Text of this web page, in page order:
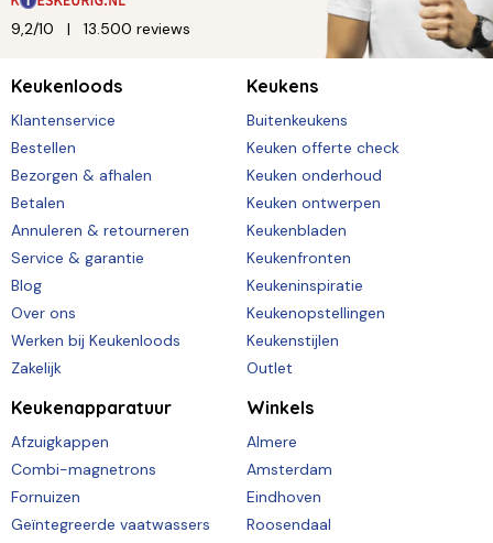
9,2/10 13.500 reviews
Keukenloods
Klantenservice
Bestellen
Bezorgen & afhalen
Betalen
Annuleren & retourneren
Service & garantie
Blog
Over ons
Werken bij Keukenloods
Zakelijk
Keukens
Buitenkeukens
Keuken offerte check
Keuken onderhoud
Keuken ontwerpen
Keukenbladen
Keukenfronten
Keukeninspiratie
Keukenopstellingen
Keukenstijlen
Outlet
Keukenapparatuur
Afzuigkappen
Combi-magnetrons
Fornuizen
Geïntegreerde vaatwassers
Winkels
Almere
Amsterdam
Eindhoven
Roosendaal